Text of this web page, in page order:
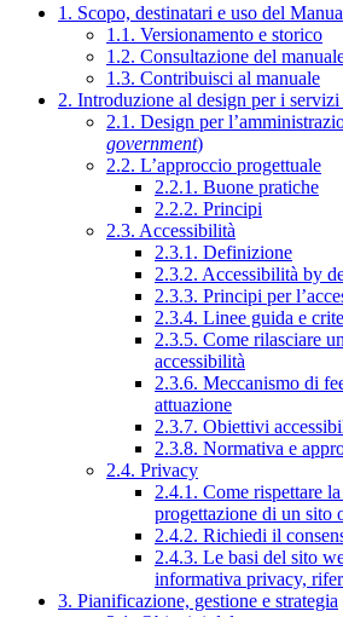
1. Scopo, destinatari e uso del
1.1. Versionamento e storico
1.2. Consultazione del
1.3. Contribuisci al manuale
2. Introduzione al design per i
2.1. Design per
government)
2.2. L’approccio progettuale
2.2.1. Buone pratiche
2.2.2. Principi
2.3. Accessibilità
2.3.1. Definizione
2.3.2. Accessibilità by
2.3.3. Principi per
2.3.4. Linee guida e
2.3.5. Come rilasciare
accessibilità
2.3.6. Meccanismo di
attuazione
2.3.7. Obiettivi
2.3.8. Normativa e
2.4. Privacy
2.4.1. Come rispettare
progettazione di un sito
2.4.2. Richiedi il
2.4.3. Le basi del sito
informativa privacy,
3. Pianificazione, gestione e strategia